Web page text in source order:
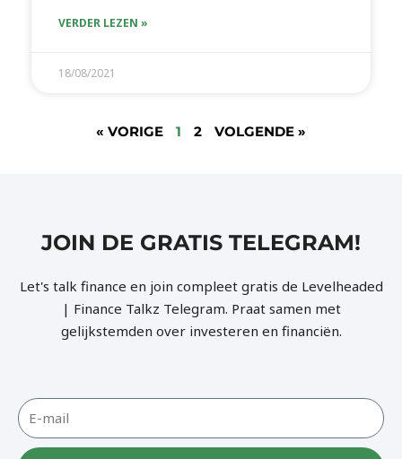
VERDER LEZEN »
18/08/2021
« VORIGE 1 2 VOLGENDE »
JOIN DE GRATIS TELEGRAM!
Let's talk finance en join compleet gratis de Levelheaded
| Finance Talkz Telegram. Praat samen met
gelijkstemden over investeren en financiën.